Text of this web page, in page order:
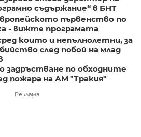
съдържание“ в БНТ
първенство по
- вижте програмата
които и непълнолетни, за
след побой на млад
задръстване по обходните
пожара на АМ "Тракия"
Реклама